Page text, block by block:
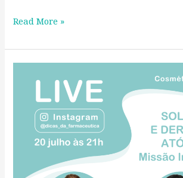
Read More »
DERMATITE
ATÓPICA:
Impossível?